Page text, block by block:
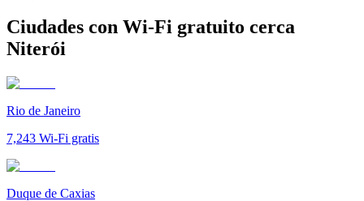
Ciudades con Wi-Fi gratuito cerca
Niterói
Rio de Janeiro
7,243 Wi-Fi gratis
Duque de Caxias